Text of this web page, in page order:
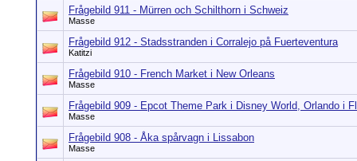
Frågebild 911 - Mürren och Schilthorn i Schweiz
Masse
Frågebild 912 - Stadsstranden i Corralejo på Fuerteventura
Katitzi
Frågebild 910 - French Market i New Orleans
Masse
Frågebild 909 - Epcot Theme Park i Disney World, Orlando i
Masse
Frågebild 908 - Åka spårvagn i Lissabon
Masse